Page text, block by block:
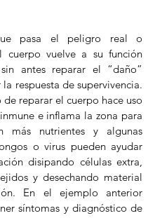
pasa el peligro real o
cuerpo vuelve a su función
antes reparar el “daño”
respuesta de supervivencia.
reparar el cuerpo hace uso
e inflama la zona para
más nutrientes y algunas
o virus pueden ayudar
disipando células extra,
y desechando material
En el ejemplo anterior
síntomas y diagnóstico de